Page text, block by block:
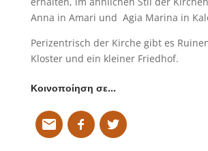
Anna in Amari und Agia Marina in
Perizentrisch der Kirche gibt es
Kloster und ein kleiner Friedhof.
Κοινοποίηση σε…